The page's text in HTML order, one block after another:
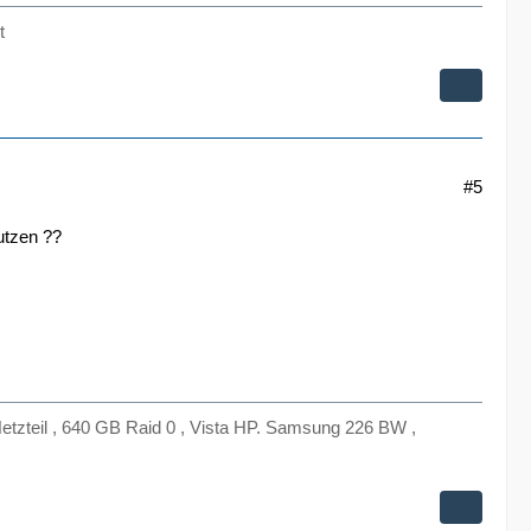
#5
??
, 640 GB Raid 0 , Vista HP. Samsung 226 BW ,